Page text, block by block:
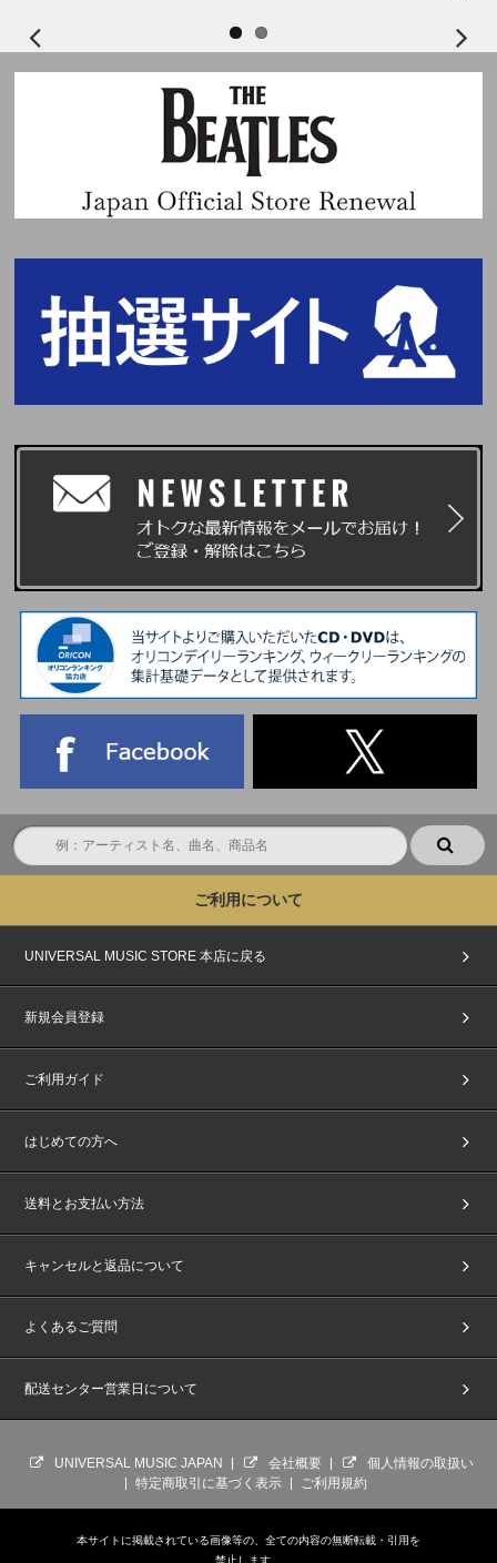
※ご予約・ご購入完了後のキャンセル・変更はできません。
※当落に関するお問い合わせには一切お答えできません。
※当選権利・各種券は、ご注文・ご当選されたご本人様のみ有効です。譲
渡・転売（ネットオークション等への出品を含む）は固く禁止いたします。
転売・譲渡された権利は無効となります。
※未成年の方は、保護者の同意を得た上でご応募・ご購入ください。未成年
の方が応募された場合は、保護者の同意を得ているものとみなします。
【イベントに関する注意事項】
【持込／参加ルール】
※装着可能なものは、[名刺サイズの名札やネームプレートのみ]となりま
す。洋服にピンバッジなどで装着してください。
※イベント参加時は両手を空けた手ぶらの状態でご参加いただきます。お荷
物は肩からかけるなどのご協力をお願いいたします。
※特典会中は、スマートフォンの電源をお切りいただき、必ずバッグの中に
※イベントスペースのパーテーションを跨ぐ・潜るなどの行為は危険ですの
※体調の優れない方は無理をなさらないようお願いいたします。気分が悪く
※滞留禁止スペースでは、スタッフより移動のお願いをする場合がございま
す。案内に従っていただきますようお願いいたします。
※イベント運営上、スタッフがお客様の肩や腕などに触れて誘導する場合が
ございます。あらかじめご了承ください。
従っていただきますよう、お願い申し上げます。
【禁止事項】
※会場内では、撮影可能と案内されている場合を除き、カメラ・ビデオカメ
ラ・携帯電話等による撮影、録音、録画行為を一切禁止いたします。
※禁止行為が発覚した場合は、データ削除・機材没収の上、ご退場いただき
※飲酒されている方、アルコール類を所持されている方のご参加は固くお断
りいたします。その場合でも商品の返品・返金はできません。
※プレゼントおよびファンレター、お花などはお受け取りできません。
※会場内外で発生した事故・盗難等について、主催者・会場・出演者は一切
責任を負いません。貴重品は各自で管理をお願いいたします。
※会場までの交通費・宿泊費等はお客様ご自身のご負担となります。イベン
※感染症の状況、アーティスト都合、天候、災害、交通機関の乱れ、会場設
備不良、その他やむを得ない事情により、イベントを中止・中断・変更する
場合がございます。
い戻し・返金等は一切行いません。
※終電時刻等につきまして、主催者は一切の責任を負いかねます。
※主催者が安全な運営に支障があると判断した場合、ご参加をお断りする場
合がございます。
皆様のご理解・ご協力を賜りますよう、何卒よろしくお願い申し上げます。
※本イベントは、株式会社ECBOスクエア（テイパーズグループ）の抽選シ
ステムを使用しています。そのためユニバーサル ミュージック合同会社
社SM ENTERTAINMENT JAPANと受付時に取得した情報（個人報を含む）
個人情報は、参加権利の偽造・転売行為の防止、及び各特典の運営に利用す
の方も、必ず情報が正しく登録されているかご確認の上、ご応募ください。
ページも併せてご確認ください。(外部サイトに移ります。)
ご利用について
UNIVERSAL MUSIC STORE 本店に戻る
新規会員登録
ご利用ガイド
はじめての方へ
送料とお支払い方法
キャンセルと返品について
よくあるご質問
配送センター営業日について
UNIVERSAL MUSIC JAPAN 会社概要
個人情報の取扱い
特定商取引に基づく表示
ご利用規約
本サイトに掲載されている画像等の、全ての内容の無断転載・引用を
禁止します。